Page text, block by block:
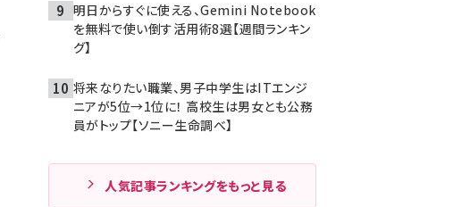
明日からすぐに使える、Gemini Notebook
を無料で使い倒す活用術8選【週間ランキン
グ】
将来なりたい職業、男子中学生はITエンジ
ニアが5位→1位に！ 高校生は男女とも公務
員がトップ【ソニー生命調べ】
人気記事ランキングをもっと見る